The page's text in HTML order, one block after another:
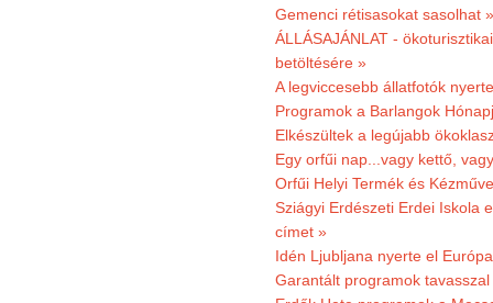
Gemenci rétisasokat sasolhat »
ÁLLÁSAJÁNLAT -
betöltésére »
A legviccesebb állatfotók
Programok a Barlangok
Elkészültek a legújabb
Egy orfűi nap...vagy kettő,
Orfűi Helyi Termék és
Sziágyi Erdészeti Erdei Iskola
címet »
Idén Ljubljana nyerte el
Garantált programok tavasszal